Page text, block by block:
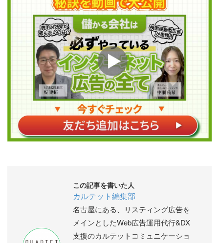
この記事を書いた人
カルテット編集部
名古屋にある、リスティング広告を
メインとしたWeb広告運用代行&DX
支援のカルテットコミュニケーショ